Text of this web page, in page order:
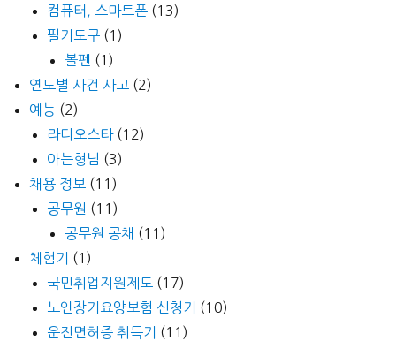
컴퓨터, 스마트폰 (13)
필기도구 (1)
볼펜 (1)
연도별 사건 사고 (2)
예능 (2)
라디오스타(12)
아는형님 (3)
채용 정보 (11)
공무원 (11)
공무원 공채 (11)
체험기
(1)
국민취업지원제도 (17)
노인장기요양보험 신청기
(10)
운전면허증 취득기
(11)